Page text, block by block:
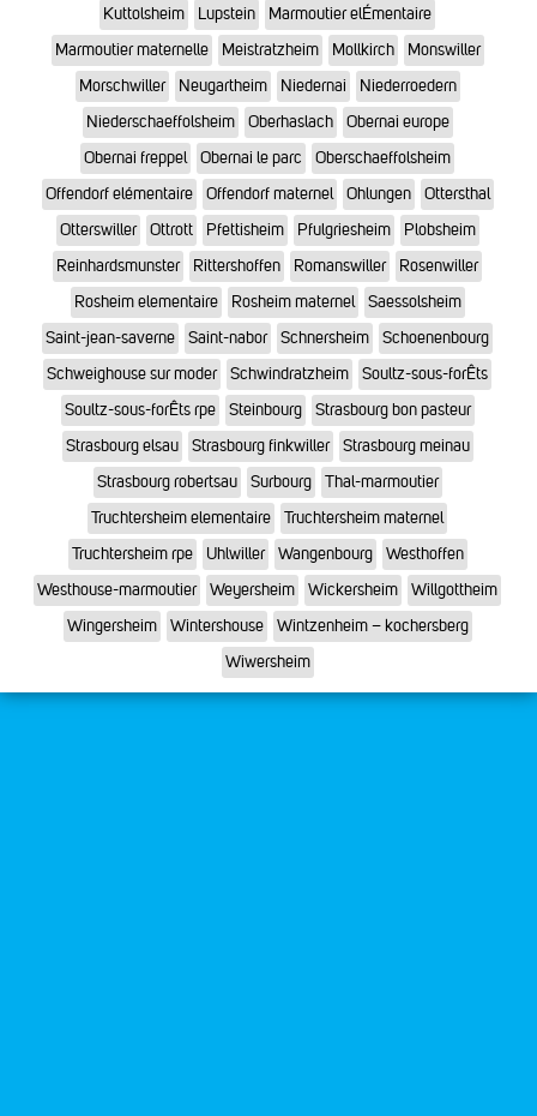
Kuttolsheim Lupstein
Marmoutier elÉmentaire
Marmoutier maternelle
Meistratzheim Mollkirch
Monswiller
Morschwiller
Neugartheim Niedernai
Niederroedern
Niederschaeffolsheim
Oberhaslach
Obernai europe
Obernai freppel
Obernai le parc
Oberschaeffolsheim
Offendorf elémentaire
Offendorf maternel Ohlungen
Ottersthal
Otterswiller
Ottrott Pfettisheim Pfulgriesheim
Plobsheim
Reinhardsmunster
Rittershoffen Romanswiller
Rosenwiller
Rosheim elementaire
Rosheim maternel
Saessolsheim
Saint-jean-saverne
Saint-nabor Schnersheim
Schoenenbourg
Schweighouse sur moder
Schwindratzheim
Soultz-sous-forÊts
Soultz-sous-forÊts rpe
Steinbourg
Strasbourg bon pasteur
Strasbourg elsau
Strasbourg finkwiller
Strasbourg meinau
Strasbourg robertsau
Surbourg
Thal-marmoutier
Truchtersheim elementaire
Truchtersheim maternel
Truchtersheim rpe
Uhlwiller Wangenbourg
Westhoffen
Westhouse-marmoutier
Weyersheim Wickersheim
Willgottheim
Wingersheim
Wintershouse
Wintzenheim – kochersberg
Wiwersheim